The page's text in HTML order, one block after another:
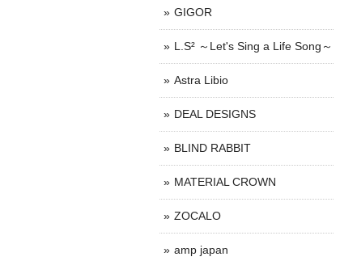
GIGOR
L.S² ～Let's Sing a Life Song～
Astra Libio
DEAL DESIGNS
BLIND RABBIT
MATERIAL CROWN
ZOCALO
amp japan